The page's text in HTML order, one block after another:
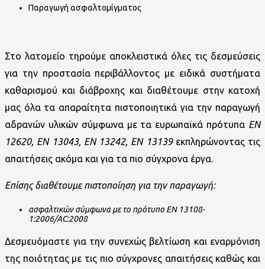
Παραγωγή ασφαλτομίγματος
Στο λατομείο τηρούμε αποκλειστικά όλες τις δεσμεύσεις
για την προστασία περιβάλλοντος με ειδικά συστήματα
καθαρισμού και διάβροχης και διαθέτουμε στην κατοχή
μας όλα τα απαραίτητα πιστοποιητικά για την παραγωγή
αδρανών υλικών σύμφωνα με τα ευρωπαϊκά πρότυπα EN
12620, ΕΝ 13043, ΕΝ 13242, EN 13139εκπληρώνοντας τις
απαιτήσεις ακόμα και για τα πιο σύγχρονα έργα.
Επίσης διαθέτουμεπιστοποίηση για την παραγωγή:
ασφαλτικών σύμφωνα με το πρότυπο ΕΝ13108-
1:2006/AC:2008
Δεσμευόμαστε για την συνεχώς βελτίωση και εναρμόνιση
της ποιότητας με τις πιο σύγχρονες απαιτήσεις καθώς και